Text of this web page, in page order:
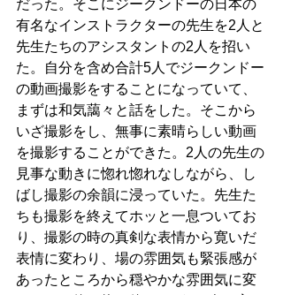
だった。そこにジークンドーの日本の
有名なインストラクターの先生を2人と
先生たちのアシスタントの2人を招い
た。自分を含め合計5人でジークンドー
の動画撮影をすることになっていて、
まずは和気藹々と話をした。そこから
いざ撮影をし、無事に素晴らしい動画
を撮影することができた。2人の先生の
見事な動きに惚れ惚れなしながら、し
ばし撮影の余韻に浸っていた。先生た
ちも撮影を終えてホッと一息ついてお
り、撮影の時の真剣な表情から寛いだ
表情に変わり、場の雰囲気も緊張感が
あったところから穏やかな雰囲気に変